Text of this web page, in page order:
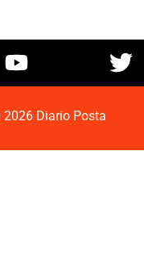
Diario Posta